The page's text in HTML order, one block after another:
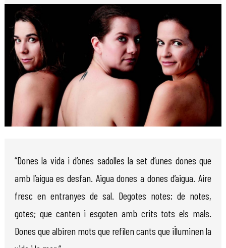
“Dones la vida i d’ones sadolles la set d’unes dones que
amb l’aigua es desfan. Aigua dones a dones d’aigua. Aire
fresc en entranyes de sal. Degotes notes; de notes,
gotes; que canten i esgoten amb crits tots els mals.
Dones que albiren mots que refilen cants que il·luminen la